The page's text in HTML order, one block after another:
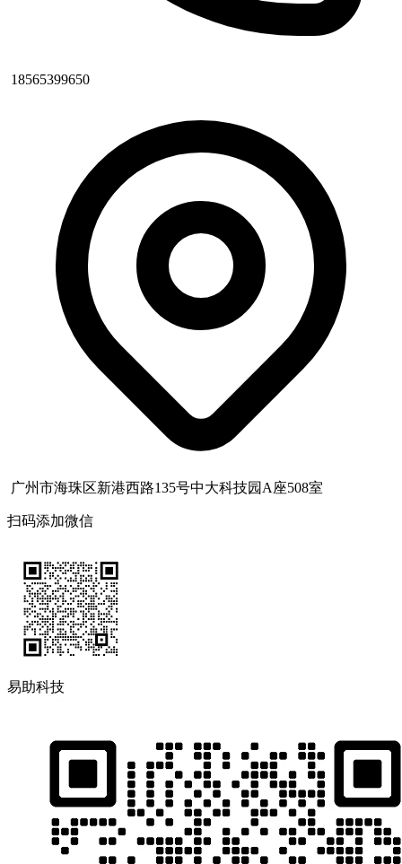
18565399650
广州市海珠区新港西路135号中大科技园A座508室
扫码添加微信
易助科技